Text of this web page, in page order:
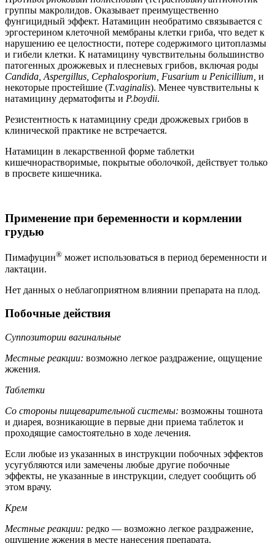
группы макролидов. Оказывает преимущественно
фунгицидный эффект. Натамицин необратимо связывается с
эргостерином клеточной мембраны клетки гриба, что ведет к
нарушению ее целостности, потере содержимого цитоплазмы
и гибели клетки. К натамицину чувствительны большинство
патогенных дрожжевых и плесневых грибов, включая роды
Candida, Aspergillus, Cephalosporium, Fusarium и Penicillium, и
некоторые простейшие (T.vaginalis). Менее чувствительны к
натамицину дерматофиты и P.boydii.
Резистентность к натамицину среди дрожжевых грибов в
клинической практике не встречается.
Натамицин в лекарственной форме таблетки
кишечнорастворимые, покрытые оболочкой, действует только
в просвете кишечника.
Применение при беременности и кормлении
грудью
Пимафуцин® может использоваться в период беременности и
лактации.
Нет данных о неблагоприятном влиянии препарата на плод.
Побочные действия
Суппозитории вагинальные
Местные реакции: возможно легкое раздражение, ощущение
жжения.
Таблетки
Со стороны пищеварительной системы: возможны тошнота
и диарея, возникающие в первые дни приема таблеток и
проходящие самостоятельно в ходе лечения.
Если любые из указанных в инструкции побочных эффектов
усугубляются или замечены любые другие побочные
эффекты, не указанные в инструкции, следует сообщить об
этом врачу.
Крем
Местные реакции: редко — возможно легкое раздражение,
ощущение жжения в месте нанесения препарата.